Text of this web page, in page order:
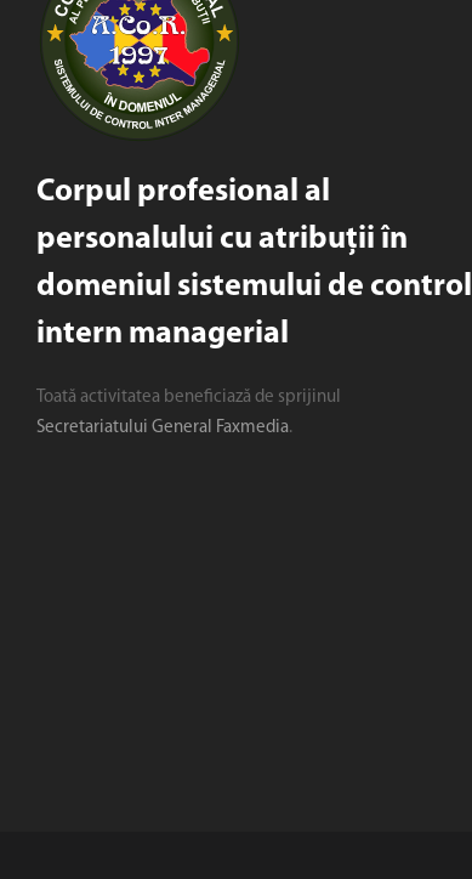
Corpul profesional al
personalului cu atribuții în
domeniul sistemului de control
intern managerial
Toată activitatea beneficiază de sprijinul
Secretariatului General Faxmedia.